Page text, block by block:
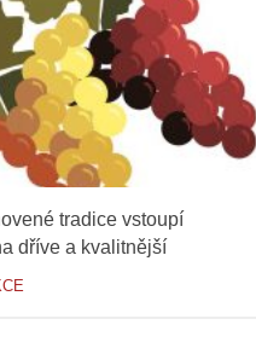
tradice vstoupí
dříve a kvalitnější